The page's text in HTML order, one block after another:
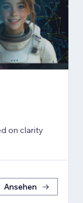
on clarity
Ansehen